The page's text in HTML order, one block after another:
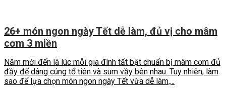
26+ món ngon ngày Tết dễ làm, đủ vị cho mâm
cơm 3 miền
Năm mới đến là lúc mỗi gia đình tất bật chuẩn bị mâm cơm đủ
đầy để dâng cúng tổ tiên và sum vầy bên nhau. Tuy nhiên, làm
sao để lựa chọn món ngon ngày Tết vừa dễ làm,...